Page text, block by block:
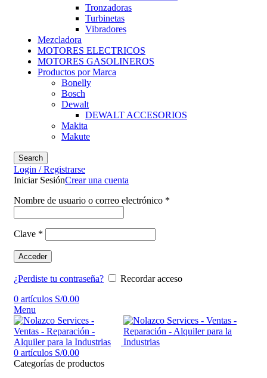
Tronzadoras
Turbinetas
Vibradores
Mezcladora
MOTORES ELECTRICOS
MOTORES GASOLINEROS
Productos por Marca
Bonelly
Bosch
Dewalt
DEWALT ACCESORIOS
Makita
Makute
Search
Login / Registrarse
Iniciar SesiónCrear una cuenta
Nombre de usuario o correo electrónico *
Clave *
Acceder
¿Perdiste tu contraseña?
Recordar acceso
0 artículos S/0.00
Menu
0 artículos S/0.00
Categorías de productos